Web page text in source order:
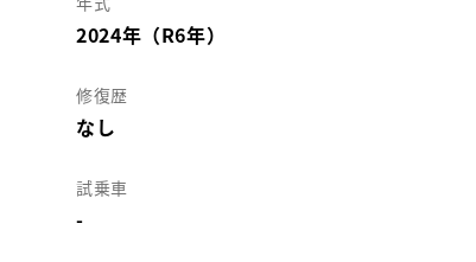
2024年（R6年）
修復歴
なし
試乗車
-